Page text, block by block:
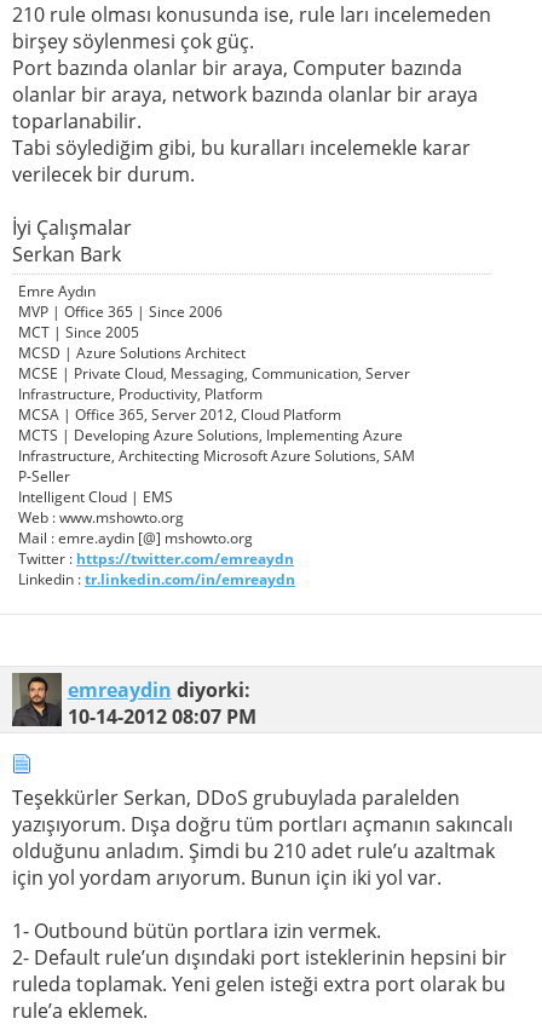
210 rule olması konusunda ise, rule ları incelemeden
birşey söylenmesi çok güç.
Port bazında olanlar bir araya, Computer bazında
olanlar bir araya, network bazında olanlar bir araya
toparlanabilir.
Tabi söylediğim gibi, bu kuralları incelemekle karar
verilecek bir durum.
İyi Çalışmalar
Serkan Bark
Emre Aydın
MVP | Office 365 | Since 2006
MCT | Since 2005
MCSD | Azure Solutions Architect
MCSE | Private Cloud, Messaging, Communication, Server
Infrastructure, Productivity, Platform
MCSA | Office 365, Server 2012, Cloud Platform
MCTS | Developing Azure Solutions, Implementing Azure
Infrastructure, Architecting Microsoft Azure Solutions, SAM
P-Seller
Intelligent Cloud | EMS
Web : www.mshowto.org
Mail : emre.aydin [@] mshowto.org
Twitter : https://twitter.com/emreaydn
Linkedin :tr.linkedin.com/in/emreaydn
emreaydin diyorki:
10-14-201208:07 PM
Teşekkürler Serkan, DDoS grubuylada paralelden
yazışıyorum. Dışa doğru tüm portları açmanın sakıncalı
olduğunu anladım. Şimdi bu 210 adet rule’u azaltmak
için yol yordam arıyorum. Bunun için iki yol var.
1- Outbound bütün portlara izin vermek.
2- Default rule’un dışındaki port isteklerinin hepsini bir
ruleda toplamak. Yeni gelen isteği extra port olarak bu
rule’a eklemek.